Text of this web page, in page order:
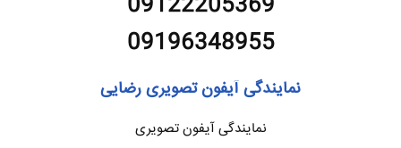
09196348955
نمایندگی آیفون تصویری رضایی
نمایندگی آیفون تصویری